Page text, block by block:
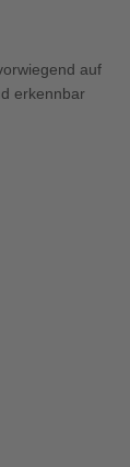
auf
erkennbar